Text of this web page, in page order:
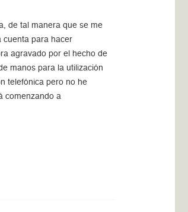
de tal manera que se me
cuenta para hacer
agravado por el hecho de
manos para la utilización
telefónica pero no he
comenzando a